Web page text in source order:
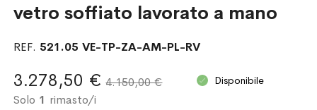
vetro soffiato lavorato a mano
REF. 521.05 VE-TP-ZA-AM-PL-RV
Solo 1 rimasto/i
3.278,50 € 4.150,00 € Disponibile